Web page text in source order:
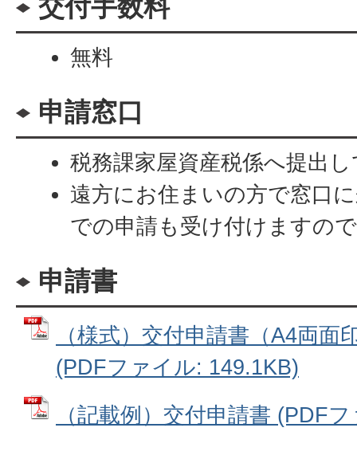
交付手数料
無料
申請窓口
税務課家屋資産税係へ提出
遠方にお住まいの方で窓口
での申請も受け付けますの
申請書
（様式）交付申請書（A4両
(PDFファイル: 149.1KB)
（記載例）交付申請書 (PDF